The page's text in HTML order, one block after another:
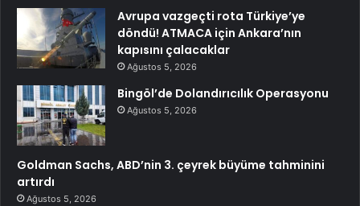
Avrupa vazgeçti rota Türkiye’ye
döndü! ATMACA için Ankara’nın
kapısını çalacaklar
Ağustos 5, 2026
Bingöl’de Dolandırıcılık Operasyonu
Ağustos 5, 2026
Goldman Sachs, ABD’nin 3. çeyrek büyüme tahminini
artırdı
Ağustos 5, 2026